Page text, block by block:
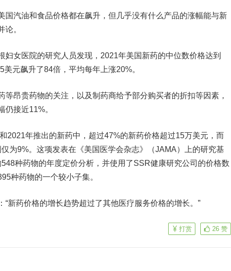
汽油和食品价格都在飙升，但几乎没有什么产品的涨幅能与新
论。
女医院的研究人员发现，2021年美国新药的中位数价格达到
元飙升了84倍，平均每年上涨20%。
昂贵药物的关注，以及制药商给予部分购买者的折扣等因素，
仍接近11%。
年推出的新药中，超过47%的新药价格超过15万美元，而
为9%。这项发表在《美国医学会杂志》（JAMA）上的研究基
种药物的年度定价分析，并使用了SSR健康研究公司的价格数
种药物的一个较小子集。
药价格的增长趋势超过了其他医疗服务价格的增长。”
26 赞
打赏